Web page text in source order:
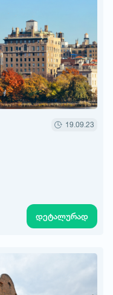
19.09.23
დეტალურად